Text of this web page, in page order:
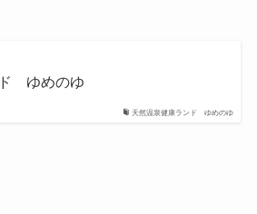
天然温泉健康ランド ゆめのゆ
ゆめのゆ